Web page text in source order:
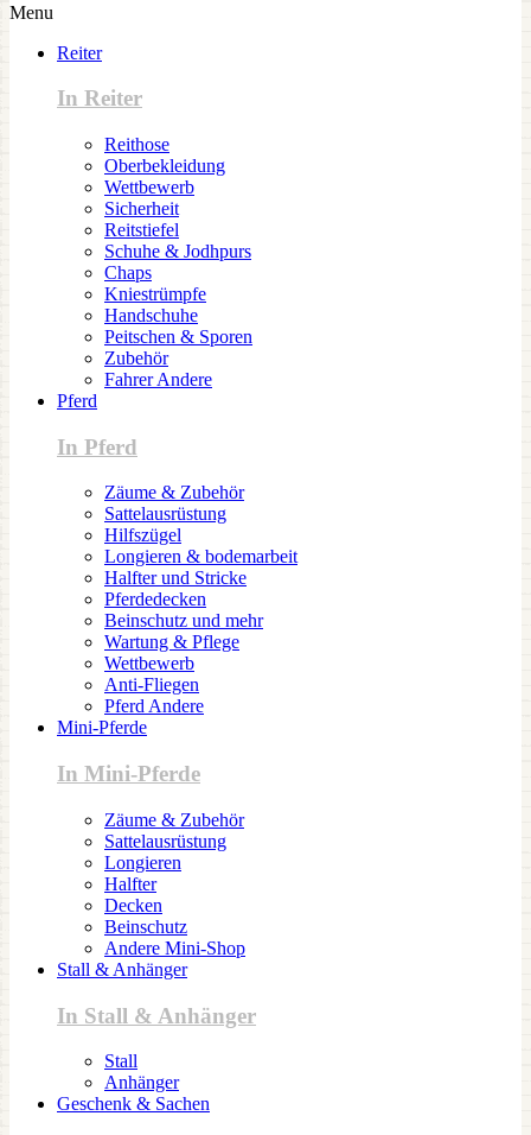
Menu
Reiter
In Reiter
Reithose
Oberbekleidung
Wettbewerb
Sicherheit
Reitstiefel
Schuhe & Jodhpurs
Chaps
Kniestrümpfe
Handschuhe
Peitschen & Sporen
Zubehör
Fahrer Andere
Pferd
In Pferd
Zäume & Zubehör
Sattelausrüstung
Hilfszügel
Longieren & bodemarbeit
Halfter und Stricke
Pferdedecken
Beinschutz und mehr
Wartung & Pflege
Wettbewerb
Anti-Fliegen
Pferd Andere
Mini-Pferde
In Mini-Pferde
Zäume & Zubehör
Sattelausrüstung
Longieren
Halfter
Decken
Beinschutz
Andere Mini-Shop
Stall & Anhänger
In Stall & Anhänger
Stall
Anhänger
Geschenk & Sachen